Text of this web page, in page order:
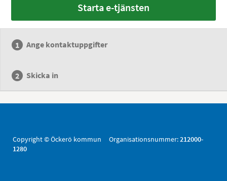
Starta e-tjänsten
Ange kontaktuppgifter
Skicka in
Copyright © Öckerö kommun Organisationsnummer:212000-
1280